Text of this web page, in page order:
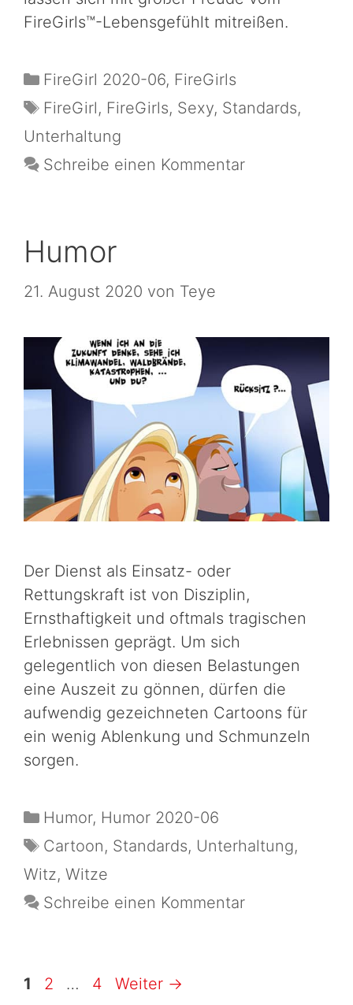
FireGirls™-Lebensgefühlt mitreißen.
FireGirl 2020-06, FireGirls
FireGirl, FireGirls, Sexy, Standards,
Unterhaltung
Schreibe einen Kommentar
Humor
21. August 2020 von Teye
Der Dienst als Einsatz- oder
Rettungskraft ist von Disziplin,
Ernsthaftigkeit und oftmals tragischen
Erlebnissen geprägt. Um sich
gelegentlich von diesen Belastungen
eine Auszeit zu gönnen, dürfen die
aufwendig gezeichneten Cartoons für
ein wenig Ablenkung und Schmunzeln
sorgen.
Humor, Humor 2020-06
Cartoon, Standards, Unterhaltung,
Witz, Witze
Schreibe einen Kommentar
1 2 … 4 Weiter →